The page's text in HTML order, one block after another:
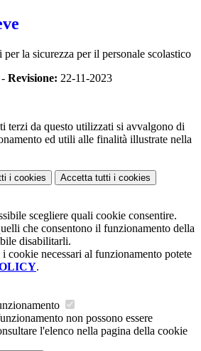
la sicurezza per il personale scolastico
Revisione: 22-11-2023
terzi da questo utilizzati si avvalgono di
ed utili alle finalità illustrate nella
i cookies Accetta tutti i cookies
scegliere quali cookie consentire.
che consentono il funzionamento della
disabilitarli.
cookie necessari al funzionamento potete
.
non possono essere
l'elenco nella pagina della cookie